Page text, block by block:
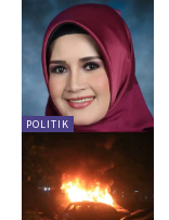
POLITIK